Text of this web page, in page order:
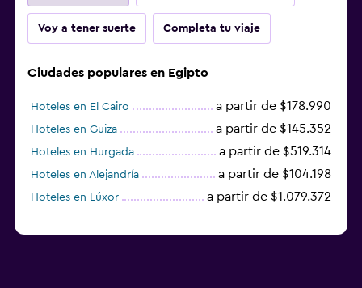
Voy a tener suerte Completa tu viaje
Ciudades populares en Egipto
Hoteles en El Cairo a partir de $178.990
Hoteles en Guiza a partir de $145.352
Hoteles en Hurgada a partir de $519.314
Hoteles en Alejandría a partir de $104.198
Hoteles en Lúxor a partir de $1.079.372